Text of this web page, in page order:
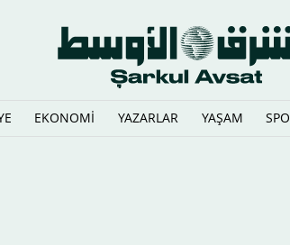
EKONOMİ YAZARLAR YAŞAM